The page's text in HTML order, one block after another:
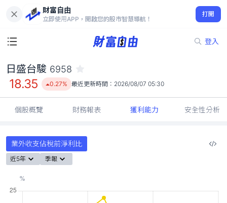
財富自由
立即使用APP，開啟您的股市智慧導航！
打開
登入
18.35
0.27%
日盛台駿 6958
18.35 0.27% 最近更新時間： 2026/08/07 05:30
個股概覽 財務報表 獲利能力 安全性分析
業外收支佔稅前淨利比
近5年 季報